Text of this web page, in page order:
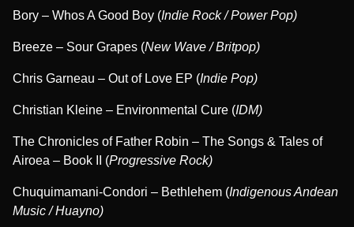
Bory – Whos A Good Boy (Indie Rock / Power Pop)
Breeze – Sour Grapes (New Wave / Britpop)
Chris Garneau – Out of Love EP (Indie Pop)
Christian Kleine – Environmental Cure (IDM)
The Chronicles of Father Robin – The Songs & Tales of
Airoea – Book II (Progressive Rock)
Chuquimamani-Condori – Bethlehem (Indigenous Andean
Music / Huayno)